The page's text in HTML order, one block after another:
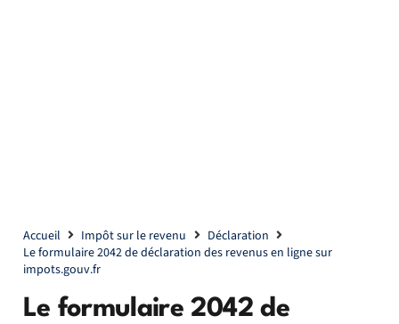
Accueil Impôt sur le revenu
Déclaration
Le formulaire 2042 de déclaration des revenus en ligne sur
impots.gouv.fr
Le formulaire 2042 de